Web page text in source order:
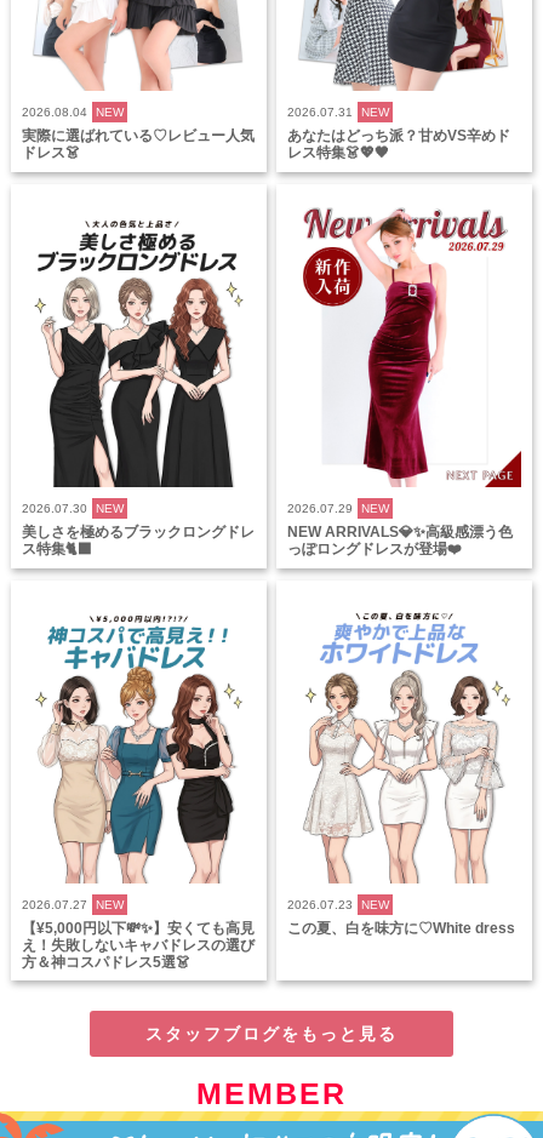
2026.08.04 NEW
実際に選ばれている♡レビュー人気
ドレス👗
2026.07.31 NEW
あなたはどっち派？甘めVS辛めド
レス特集👗💖🖤
2026.07.30 NEW
美しさを極めるブラックロングドレ
ス特集🐈‍⬛
2026.07.29 NEW
NEW ARRIVALS💎✨高級感漂う色
っぽロングドレスが登場❤️
2026.07.27 NEW
【¥5,000円以下💸✨】安くても高見
え！失敗しないキャバドレスの選び
方＆神コスパドレス5選👗
2026.07.23 NEW
この夏、白を味方に♡White dress
スタッフブログをもっと見る
MEMBER